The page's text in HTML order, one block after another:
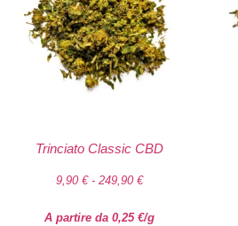
Trinciato Classic CBD
9,90 € - 249,90 €
A partire da 0,25 €/g